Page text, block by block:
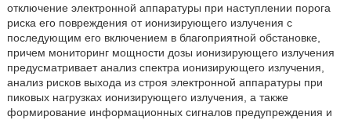
отключение электронной аппаратуры при наступлении порога
риска его повреждения от ионизирующего излучения с
последующим его включением в благоприятной обстановке,
причем мониторинг мощности дозы ионизирующего излучения
предусматривает анализ спектра ионизирующего излучения,
анализ рисков выхода из строя электронной аппаратуры при
пиковых нагрузках ионизирующего излучения, а также
формирование информационных сигналов предупреждения и